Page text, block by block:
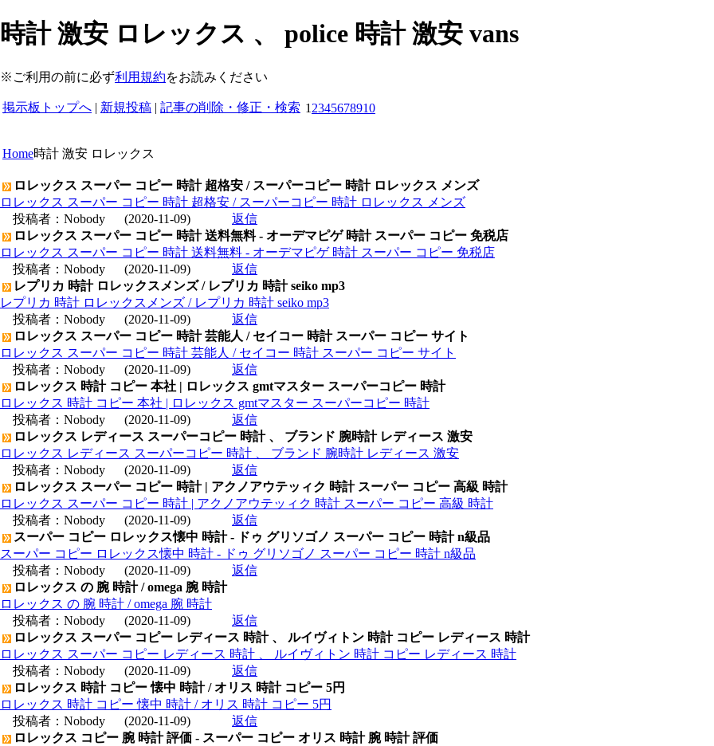
時計 激安 ロレックス 、 police 時計 激安 vans
※ご利用の前に必ず利用規約をお読みください
掲示板トップへ | 新規投稿 | 記事の削除・修正・検索 1 2345678910
Home時計 激安 ロレックス
ロレックス スーパー コピー 時計 超格安 / スーパーコピー 時計 ロレックス メンズ
ロレックス スーパー コピー 時計 超格安 / スーパーコピー 時計 ロレックス メンズ
投稿者： Nobody (2020-11-09)
返信
ロレックス スーパー コピー 時計 送料無料 - オーデマピゲ 時計 スーパー コピー 免税店
ロレックス スーパー コピー 時計 送料無料 - オーデマピゲ 時計 スーパー コピー 免税店
投稿者： Nobody (2020-11-09)
返信
レプリカ 時計 ロレックスメンズ / レプリカ 時計 seiko mp3
レプリカ 時計 ロレックスメンズ / レプリカ 時計 seiko mp3
投稿者： Nobody (2020-11-09)
返信
ロレックス スーパー コピー 時計 芸能人 / セイコー 時計 スーパー コピー サイト
ロレックス スーパー コピー 時計 芸能人 / セイコー 時計 スーパー コピー サイト
投稿者： Nobody (2020-11-09)
返信
ロレックス 時計 コピー 本社 | ロレックス gmtマスター スーパーコピー 時計
ロレックス 時計 コピー 本社 | ロレックス gmtマスター スーパーコピー 時計
投稿者： Nobody (2020-11-09)
返信
ロレックス レディース スーパーコピー 時計 、 ブランド 腕時計 レディース 激安
ロレックス レディース スーパーコピー 時計 、 ブランド 腕時計 レディース 激安
投稿者： Nobody (2020-11-09)
返信
ロレックス スーパー コピー 時計 | アクノアウテッィク 時計 スーパー コピー 高級 時計
ロレックス スーパー コピー 時計 | アクノアウテッィク 時計 スーパー コピー 高級 時計
投稿者： Nobody (2020-11-09)
返信
スーパー コピー ロレックス懐中 時計 - ドゥ グリソゴノ スーパー コピー 時計 n級品
スーパー コピー ロレックス懐中 時計 - ドゥ グリソゴノ スーパー コピー 時計 n級品
投稿者： Nobody (2020-11-09)
返信
ロレックス の 腕 時計 / omega 腕 時計
ロレックス の 腕 時計 / omega 腕 時計
投稿者： Nobody (2020-11-09)
返信
ロレックス スーパー コピー レディース 時計 、 ルイヴィトン 時計 コピー レディース 時計
ロレックス スーパー コピー レディース 時計 、 ルイヴィトン 時計 コピー レディース 時計
投稿者： Nobody (2020-11-09)
返信
ロレックス 時計 コピー 懐中 時計 / オリス 時計 コピー 5円
ロレックス 時計 コピー 懐中 時計 / オリス 時計 コピー 5円
投稿者： Nobody (2020-11-09)
返信
ロレックス コピー 腕 時計 評価 - スーパー コピー オリス 時計 腕 時計 評価